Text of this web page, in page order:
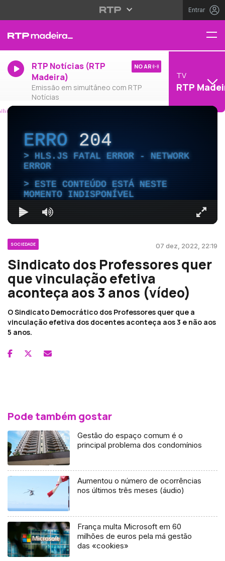
Entrar
RTP Notícias (RTP
Madeira)
Emissão em simultâneo com RTP
Notícias
NO AR
TV
RTP
ERRO204
HLS.JS FATAL ERROR - NETWORK
ERROR
ESTE CONTEÚDO ESTÁ NESTE
MOMENTO INDISPONÍVEL
SOCIEDADE 07 dez, 2022, 22:19
Sindicato dos Professores quer
que vinculação efetiva
aconteça aos 3 anos (vídeo)
O Sindicato Democrático dos Professores quer que a
vinculação efetiva dos docentes aconteça aos 3 e não aos
5 anos.
Pode também gostar
Gestão do espaço comum é o
principal problema dos condomínios
Aumentou o número de ocorrências
nos últimos três meses (áudio)
França multa Microsoft em 60
milhões de euros pela má gestão
das «cookies»